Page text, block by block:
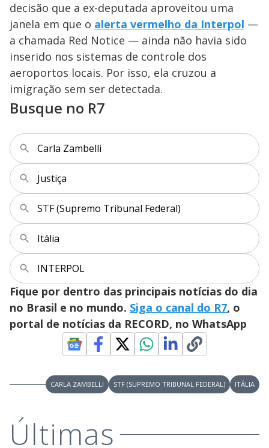
decisão que a ex-deputada aproveitou uma
janela em que o alerta vermelho da Interpol —
a chamada Red Notice — ainda não havia sido
inserido nos sistemas de controle dos
aeroportos locais. Por isso, ela cruzou a
imigração sem ser detectada.
Busque no R7
Carla Zambelli
Justiça
STF (Supremo Tribunal Federal)
Itália
INTERPOL
Fique por dentro das principais notícias do dia
no Brasil e no mundo. Siga o canal do R7, o
portal de notícias da RECORD, no WhatsApp
CARLA ZAMBELLI STF (SUPREMO TRIBUNAL FEDERAL) ITÁLIA
Últimas